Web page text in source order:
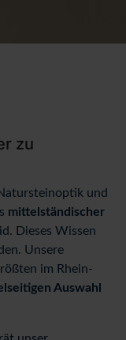
zu
und
mittelständischer
Dieses Wissen
Unsere
im Rhein-
Auswahl